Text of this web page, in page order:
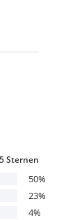
Sternen
50%
23%
4%